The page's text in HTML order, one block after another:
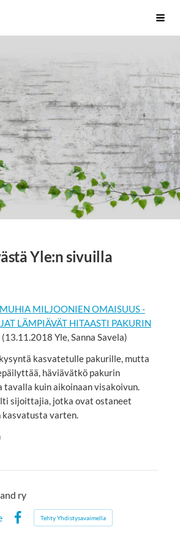
Yle:n sivuilla
MILJOONIEN OMAISUUS -
LÄMPIÄVÄT HITAASTI PAKURIN
(13.11.2018 Yle, Sanna Savela)
kasvatetulle pakurille, mutta
häviävätkö pakurin
tavalla kuin aikoinaan visakoivun.
sijoittajia, jotka ovat ostaneet
varten.
ry
Facebook
Tehty Yhdistysavaimella